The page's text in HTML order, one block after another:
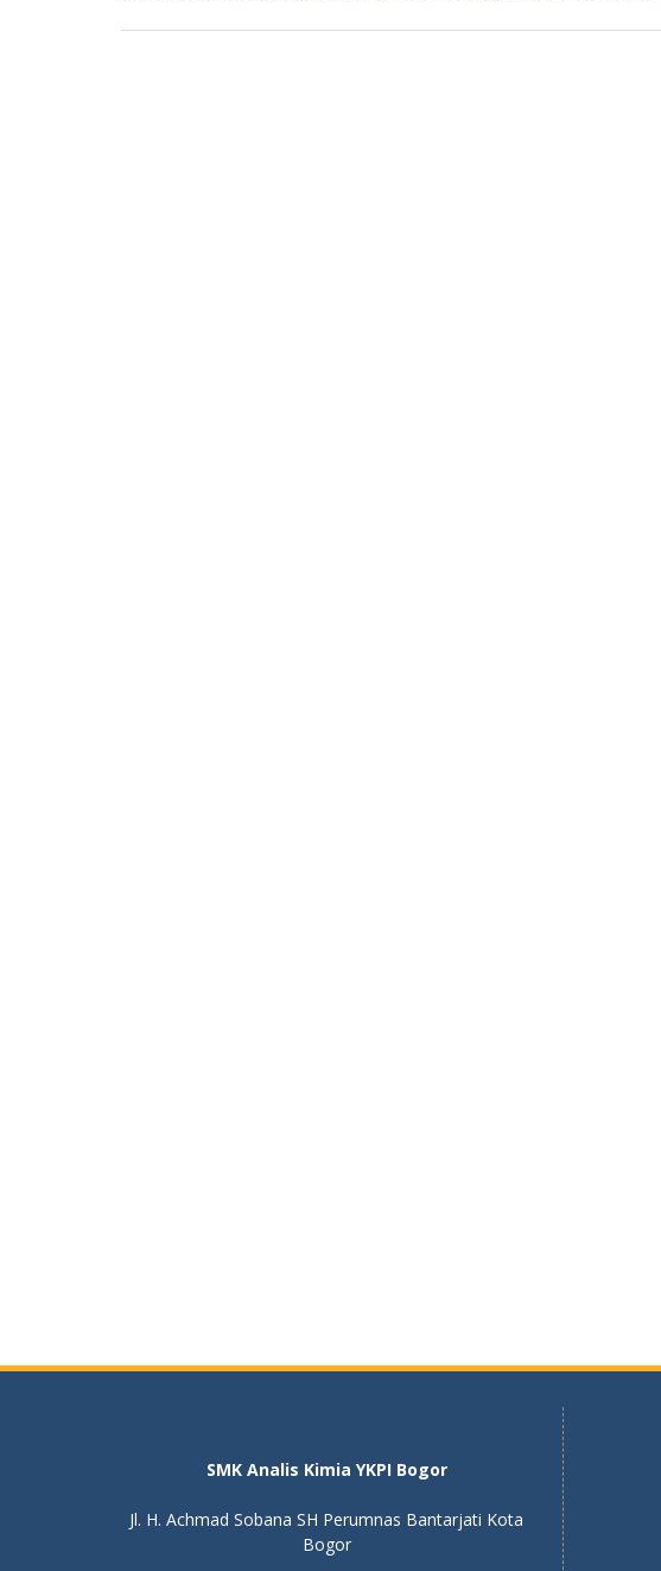
SMK Analis Kimia YKPI Bogor
Jl. H. Achmad Sobana SH Perumnas Bantarjati Kota
Bogor